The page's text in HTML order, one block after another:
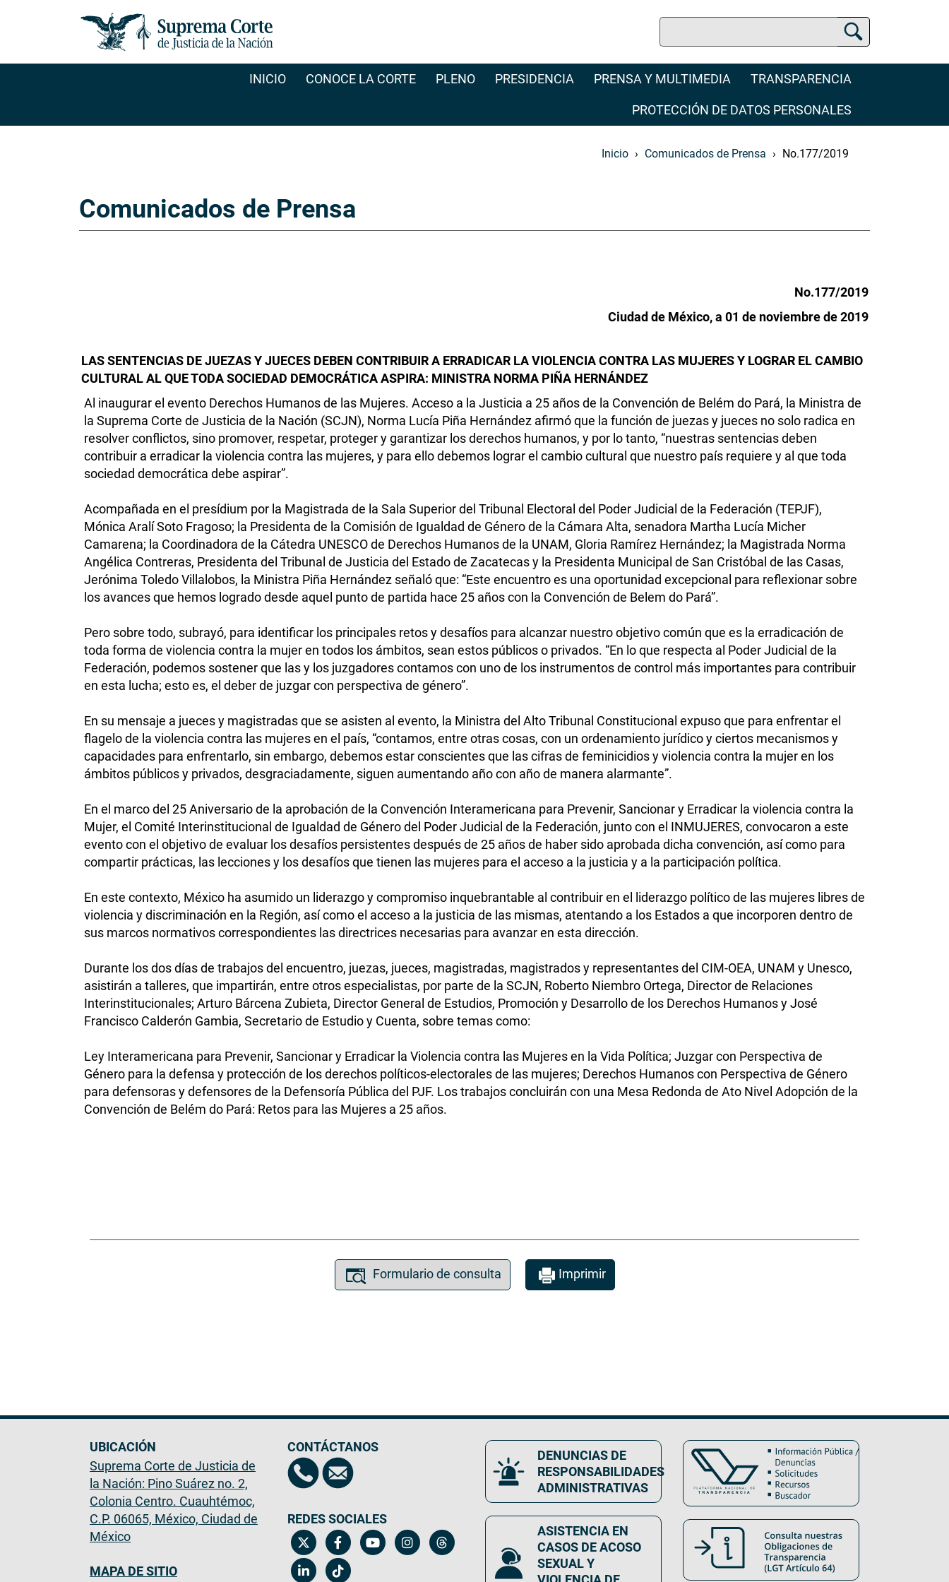
INICIO CONOCE LA CORTE PLENO PRESIDENCIA PRENSA Y MULTIMEDIA TRANSPARENCIA
PROTECCIÓN DE DATOS PERSONALES
Inicio Comunicados de Prensa No.177/2019
Comunicados de Prensa
No.177/2019
Ciudad de México, a 01 de noviembre de 2019
LAS SENTENCIAS DE JUEZAS Y JUECES DEBEN CONTRIBUIR A ERRADICAR LA VIOLENCIA CONTRA LAS MUJERES Y LOGRAR EL CAMBIO
CULTURAL AL QUE TODA SOCIEDAD DEMOCRÁTICA ASPIRA: MINISTRA NORMA PIÑA HERNÁNDEZ
Al inaugurar el evento Derechos Humanos de las Mujeres. Acceso a la Justicia a 25 años de la Convención de Belém do Pará, la Ministra de
la Suprema Corte de Justicia de la Nación (SCJN), Norma Lucía Piña Hernández afirmó que la función de juezas y jueces no solo radica en
resolver conflictos, sino promover, respetar, proteger y garantizar los derechos humanos, y por lo tanto, “nuestras sentencias deben
contribuir a erradicar la violencia contra las mujeres, y para ello debemos lograr el cambio cultural que nuestro país requiere y al que toda
sociedad democrática debe aspirar”.
Acompañada en el presídium por la Magistrada de la Sala Superior del Tribunal Electoral del Poder Judicial de la Federación (TEPJF),
Mónica Aralí Soto Fragoso; la Presidenta de la Comisión de Igualdad de Género de la Cámara Alta, senadora Martha Lucía Micher
Camarena; la Coordinadora de la Cátedra UNESCO de Derechos Humanos de la UNAM, Gloria Ramírez Hernández; la Magistrada Norma
Angélica Contreras, Presidenta del Tribunal de Justicia del Estado de Zacatecas y la Presidenta Municipal de San Cristóbal de las Casas,
Jerónima Toledo Villalobos, la Ministra Piña Hernández señaló que: “Este encuentro es una oportunidad excepcional para reflexionar sobre
los avances que hemos logrado desde aquel punto de partida hace 25 años con la Convención de Belem do Pará”.
Pero sobre todo, subrayó, para identificar los principales retos y desafíos para alcanzar nuestro objetivo común que es la erradicación de
toda forma de violencia contra la mujer en todos los ámbitos, sean estos públicos o privados. “En lo que respecta al Poder Judicial de la
Federación, podemos sostener que las y los juzgadores contamos con uno de los instrumentos de control más importantes para contribuir
en esta lucha; esto es, el deber de juzgar con perspectiva de género”.
En su mensaje a jueces y magistradas que se asisten al evento, la Ministra del Alto Tribunal Constitucional expuso que para enfrentar el
flagelo de la violencia contra las mujeres en el país, “contamos, entre otras cosas, con un ordenamiento jurídico y ciertos mecanismos y
capacidades para enfrentarlo, sin embargo, debemos estar conscientes que las cifras de feminicidios y violencia contra la mujer en los
ámbitos públicos y privados, desgraciadamente, siguen aumentando año con año de manera alarmante”.
En el marco del 25 Aniversario de la aprobación de la Convención Interamericana para Prevenir, Sancionar y Erradicar la violencia contra la
Mujer, el Comité Interinstitucional de Igualdad de Género del Poder Judicial de la Federación, junto con el INMUJERES, convocaron a este
evento con el objetivo de evaluar los desafíos persistentes después de 25 años de haber sido aprobada dicha convención, así como para
compartir prácticas, las lecciones y los desafíos que tienen las mujeres para el acceso a la justicia y a la participación política.
En este contexto, México ha asumido un liderazgo y compromiso inquebrantable al contribuir en el liderazgo político de las mujeres libres de
violencia y discriminación en la Región, así como el acceso a la justicia de las mismas, atentando a los Estados a que incorporen dentro de
sus marcos normativos correspondientes las directrices necesarias para avanzar en esta dirección.
Durante los dos días de trabajos del encuentro, juezas, jueces, magistradas, magistrados y representantes del CIM-OEA, UNAM y Unesco,
asistirán a talleres, que impartirán, entre otros especialistas, por parte de la SCJN, Roberto Niembro Ortega, Director de Relaciones
Interinstitucionales; Arturo Bárcena Zubieta, Director General de Estudios, Promoción y Desarrollo de los Derechos Humanos y José
Francisco Calderón Gambia, Secretario de Estudio y Cuenta, sobre temas como:
Ley Interamericana para Prevenir, Sancionar y Erradicar la Violencia contra las Mujeres en la Vida Política; Juzgar con Perspectiva de
Género para la defensa y protección de los derechos políticos-electorales de las mujeres; Derechos Humanos con Perspectiva de Género
para defensoras y defensores de la Defensoría Pública del PJF. Los trabajos concluirán con una Mesa Redonda de Ato Nivel Adopción de la
Convención de Belém do Pará: Retos para las Mujeres a 25 años.
Formulario de consulta Imprimir
UBICACIÓN
Suprema Corte de Justicia de
la Nación: Pino Suárez no. 2,
Colonia Centro. Cuauhtémoc,
C.P. 06065, México, Ciudad de
México
MAPA DE SITIO
CONTÁCTANOS
REDES SOCIALES
DENUNCIAS DE
RESPONSABILIDADES
ADMINISTRATIVAS
ASISTENCIA EN
CASOS DE ACOSO
SEXUAL Y